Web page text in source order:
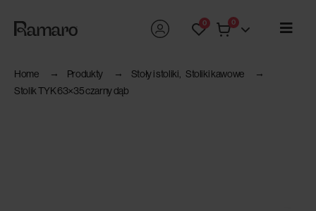
0 0
Home Produkty Stoły i stoliki
Stoliki kawowe
Stolik TYK 63×35 czarny dąb